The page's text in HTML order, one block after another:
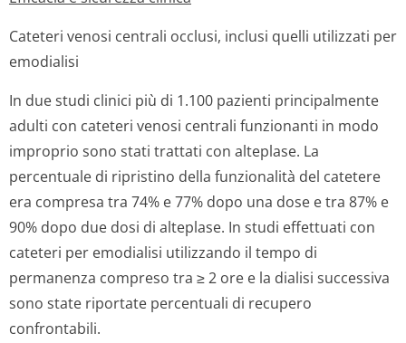
Cateteri venosi centrali occlusi, inclusi quelli utilizzati per
emodialisi
In due studi clinici più di 1.100 pazienti principalmente
adulti con cateteri venosi centrali funzionanti in modo
improprio sono stati trattati con alteplase. La
percentuale di ripristino della funzionalità del catetere
era compresa tra 74% e 77% dopo una dose e tra 87% e
90% dopo due dosi di alteplase. In studi effettuati con
cateteri per emodialisi utilizzando il tempo di
permanenza compreso tra ≥ 2 ore e la dialisi successiva
sono state riportate percentuali di recupero
confrontabili.